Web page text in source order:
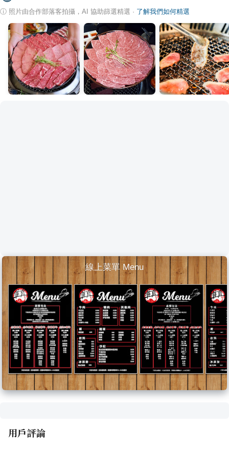
ⓘ 照片由合作部落客拍攝，AI 協助篩選精選 · 了解我們如何精選
線上菜單 Menu
用戶評論